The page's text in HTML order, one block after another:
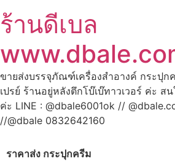
ร้านดีเบล
ขายส่งบรรจุภัณฑ์เครื่องสำอางค์ กระปุ
เปรย์ ร้านอยู่หลังตึกโบ๊เบ๊ทาวเวอร์ ค่ะ ส
ค่ะ LINE : @dbale6001ok //
//@dbale 0832642160
ราคาส่ง กระปุกครีม